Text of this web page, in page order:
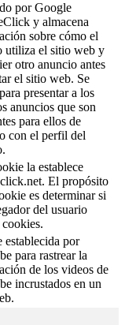
por Google
y almacena
sobre cómo el
utiliza el sitio web y
otro anuncio antes
el sitio web. Se
presentar a los
anuncios que son
para ellos de
con el perfil del
la establece
El propósito
es determinar si
del usuario
establecida por
para rastrear la
de los videos de
incrustados en un